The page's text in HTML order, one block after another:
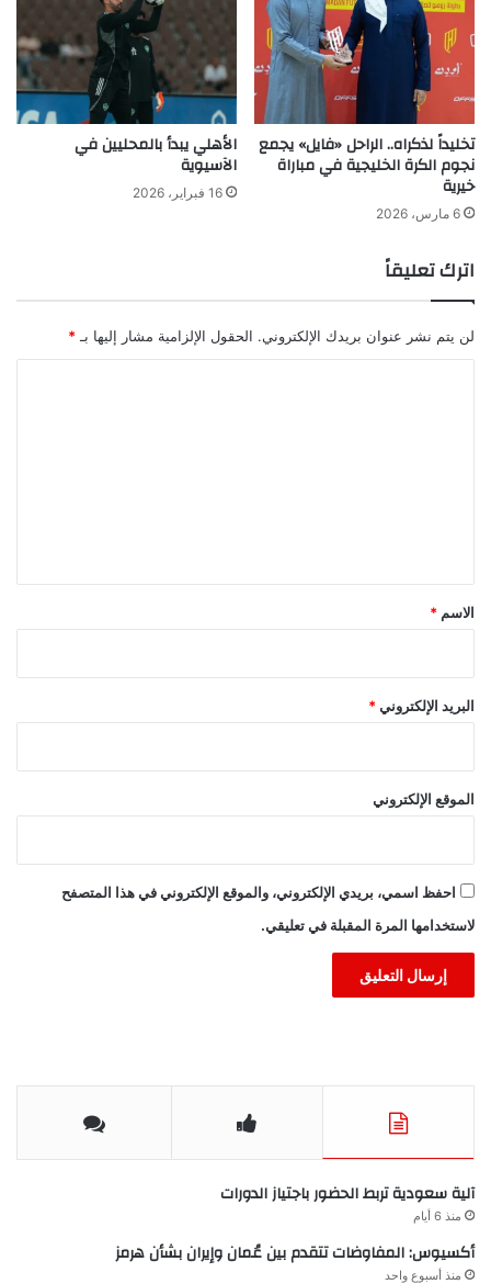
تخليداً لذكراه.. الراحل «فايل» يجمع
نجوم الكرة الخليجية في مباراة
خيرية
6 مارس، 2026
الأهلي يبدأ بالمحليين في
الآسيوية
16 فبراير، 2026
اترك تعليقاً
لن يتم نشر عنوان بريدك الإلكتروني. الحقول الإلزامية مشار إليها بـ *
*
الاسم *
البريد الإلكتروني *
الموقع الإلكتروني
احفظ اسمي، بريدي الإلكتروني، والموقع الإلكتروني في هذا المتصفح
لاستخدامها المرة المقبلة في تعليقي.
آلية سعودية تربط الحضور باجتياز الدورات
منذ 6 أيام
أكسيوس: المفاوضات تتقدم بين عُمان وإيران بشأن هرمز
منذ أسبوع واحد